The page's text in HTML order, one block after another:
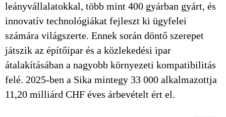
leányvállalatokkal, több mint 400 gyárban gyárt, és
innovatív technológiákat fejleszt ki ügyfelei
számára világszerte. Ennek során döntő szerepet
játszik az építőipar és a közlekedési ipar
átalakításában a nagyobb környezeti kompatibilitás
felé. 2025-ben a Sika mintegy 33 000 alkalmazottja
11,20 milliárd CHF éves árbevételt ért el.